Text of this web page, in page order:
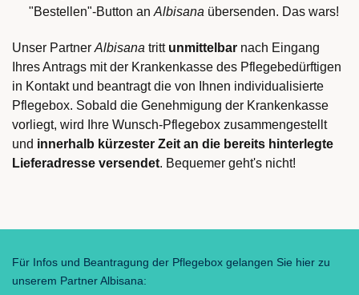
"Bestellen"-Button an Albisana übersenden. Das wars!
Unser Partner Albisana tritt unmittelbar nach Eingang
Ihres Antrags mit der Krankenkasse des Pflegebedürftigen
in Kontakt und beantragt die von Ihnen individualisierte
Pflegebox. Sobald die Genehmigung der Krankenkasse
vorliegt, wird Ihre Wunsch-Pflegebox zusammengestellt
und innerhalb kürzester Zeit an die bereits hinterlegte
Lieferadresse versendet. Bequemer geht's nicht!
Für Infos und Beantragung der Pflegebox gelangen Sie hier zu
unserem Partner Albisana: